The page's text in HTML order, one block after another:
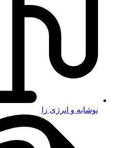
نوشابه و انرژی زا